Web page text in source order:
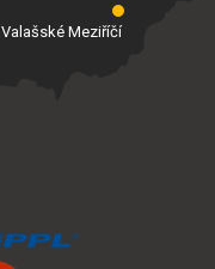
Valašské Meziříčí